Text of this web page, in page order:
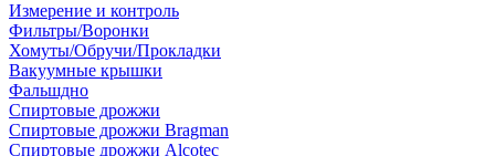
Измерение и контроль
Фильтры/Воронки
Хомуты/Обручи/Прокладки
Вакуумные крышки
Фальшдно
Спиртовые дрожжи
Спиртовые дрожжи Bragman
Спиртовые дрожжи Alcotec